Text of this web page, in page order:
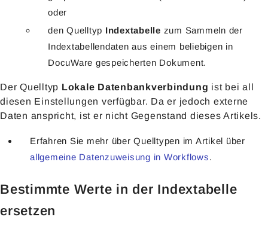
oder
den Quelltyp Indextabelle zum Sammeln der
Indextabellendaten aus einem beliebigen in
DocuWare gespeicherten Dokument.
Der Quelltyp Lokale Datenbankverbindung ist bei all
diesen Einstellungen verfügbar. Da er jedoch externe
Daten anspricht, ist er nicht Gegenstand dieses Artikels.
Erfahren Sie mehr über Quelltypen im Artikel über
allgemeine Datenzuweisung in Workflows.
Bestimmte Werte in der Indextabelle
ersetzen